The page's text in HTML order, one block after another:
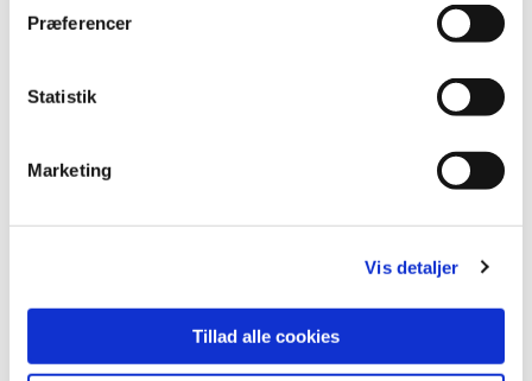
Præferencer
Statistik
Marketing
Vis detaljer
Tillad alle cookies
2860 Søborg